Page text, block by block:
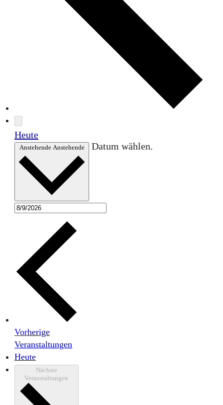
Heute
Anstehende Anstehende Datum wählen.
Vorherige
Veranstaltungen
Heute
Nächste
Veranstaltungen